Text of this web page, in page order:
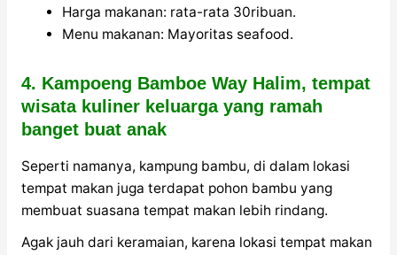
Harga makanan: rata-rata 30ribuan.
Menu makanan: Mayoritas seafood.
4. Kampoeng Bamboe Way Halim, tempat
wisata kuliner keluarga yang ramah
banget buat anak
Seperti namanya, kampung bambu, di dalam lokasi
tempat makan juga terdapat pohon bambu yang
membuat suasana tempat makan lebih rindang.
Agak jauh dari keramaian, karena lokasi tempat makan